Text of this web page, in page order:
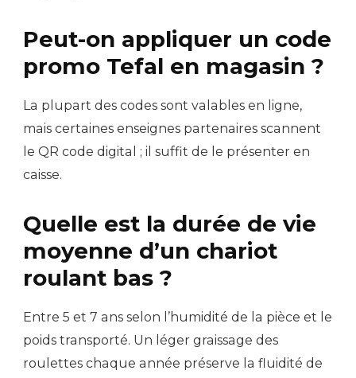
Peut-on appliquer un code
promo Tefal en magasin ?
La plupart des codes sont valables en ligne,
mais certaines enseignes partenaires scannent
le QR code digital ; il suffit de le présenter en
caisse.
Quelle est la durée de vie
moyenne d’un chariot
roulant bas ?
Entre 5 et 7 ans selon l’humidité de la pièce et le
poids transporté. Un léger graissage des
roulettes chaque année préserve la fluidité de